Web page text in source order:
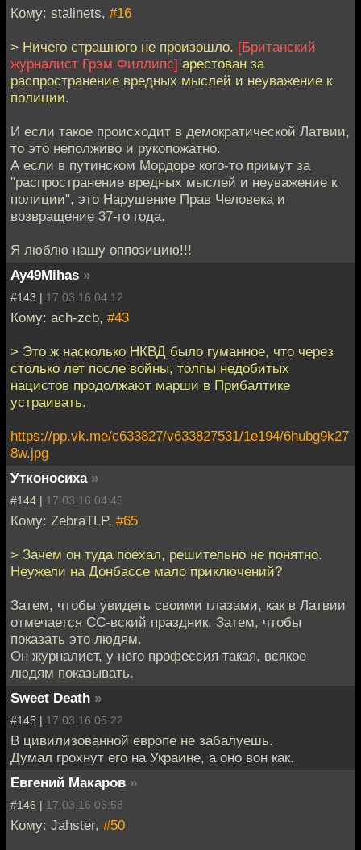
Кому: stalinets, #16
> Ничего страшного не произошло. [Британский
журналист Грэм Филлипс] арестован за
распространение вредных мыслей и неуважение к
полиции.
И если такое происходит в демократической Латвии,
то это неполживо и рукопожатно.
А если в путинском Мордоре кого-то примут за
"распространение вредных мыслей и неуважение к
полиции", это Нарушение Прав Человека и
возвращение 37-го года.
Я люблю нашу оппозицию!!!
Ay49Mihas »
#143 | 17.03.16 04:12
Кому: ach-zcb, #43
> Это ж насколько НКВД было гуманное, что через
столько лет после войны, толпы недобитых
нацистов продолжают марши в Прибалтике
устраивать.
https://pp.vk.me/c633827/v633827531/1e194/6hubg9k27
8w.jpg
Утконосиха »
#144 | 17.03.16 04:45
Кому: ZebraTLP, #65
> Зачем он туда поехал, решительно не понятно.
Неужели на Донбассе мало приключений?
Затем, чтобы увидеть своими глазами, как в Латвии
отмечается СС-вский праздник. Затем, чтобы
показать это людям.
Он журналист, у него профессия такая, всякое
людям показывать.
Sweet Death »
#145 | 17.03.16 05:22
В цивилизованной европе не забалуешь.
Думал грохнут его на Украине, а оно вон как.
Евгений Макаров »
#146 | 17.03.16 06:58
Кому: Jahster, #50